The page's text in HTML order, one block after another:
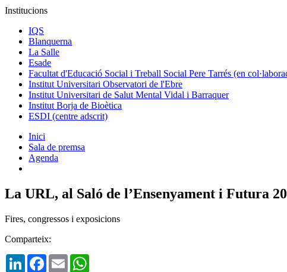
Institucions
IQS
Blanquerna
La Salle
Esade
Facultat d'Educació Social i Treball Social Pere Tarrés (en
Institut Universitari Observatori de l'Ebre
Institut Universitari de Salut Mental Vidal i Barraquer
Institut Borja de Bioètica
ESDI (centre adscrit)
Inici
Sala de premsa
Agenda
La URL, al Saló de l’Ensenyament i Futura
Fires, congressos i exposicions
Comparteix:
LinkedInFacebook
Email